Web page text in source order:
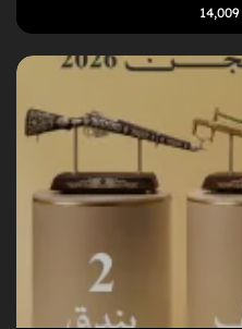
14٬009